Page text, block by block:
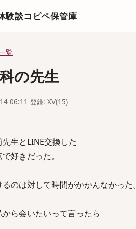
験談コピペ保管庫
覧
の先生
06:11 登録: XV(15)
生とLINE交換した
好きだった。
のは対して時間がかかんなかった。
ら会いたいって言ったら